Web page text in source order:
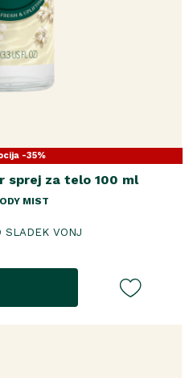
-35%
sprej za telo 100 ml
MIST
SLADEK VONJ